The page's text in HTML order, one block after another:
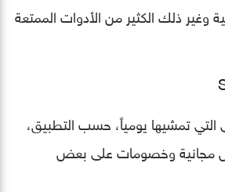
وغير ذلك الكثير من الأدوات الممتعة
تمشيها يومياً، حسب التطبيق،
مجانية وخصومات على بعض